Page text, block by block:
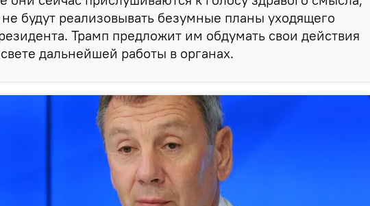
будут реализовывать безумные планы уходящего
Трамп предложит им обдумать свои действия
дальнейшей работы в органах.